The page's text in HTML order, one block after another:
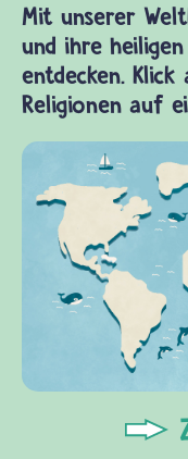
Mit unserer
und ihre
entdecken.
Religionen auf